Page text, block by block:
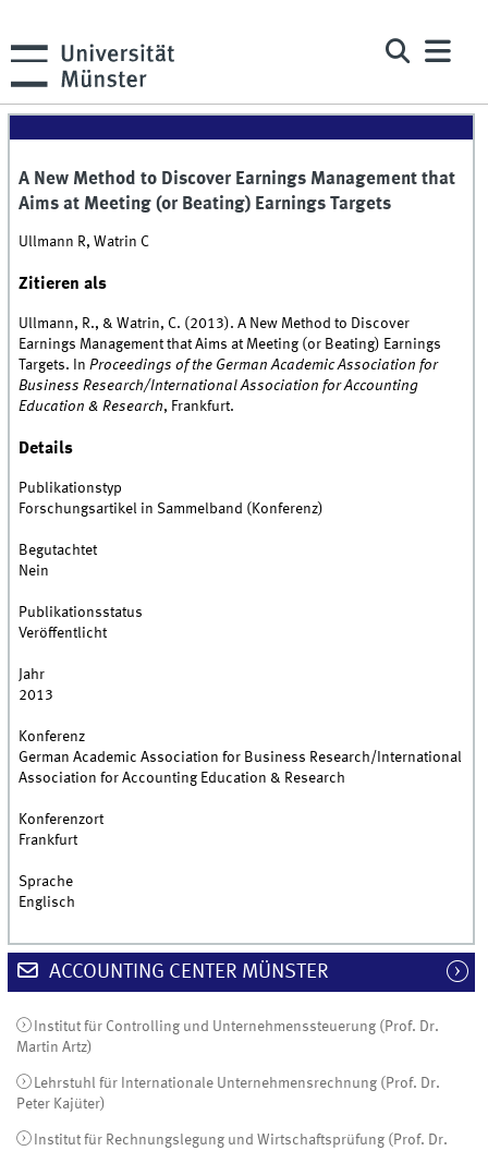
A New Method to Discover Earnings Management that
Aims at Meeting (or Beating) Earnings Targets
Ullmann R, Watrin C
Zitieren als
Ullmann, R., & Watrin, C. (2013). A New Method to Discover
Earnings Management that Aims at Meeting (or Beating) Earnings
Targets. InProceedings of the German Academic Association for
Business Research/International Association for Accounting
Education & Research, Frankfurt.
Details
Publikationstyp
Forschungsartikel in Sammelband (Konferenz)
Begutachtet
Nein
Publikationsstatus
Veröffentlicht
Jahr
2013
Konferenz
German Academic Association for Business Research/International
Association for Accounting Education & Research
Konferenzort
Frankfurt
Sprache
Englisch
ACCOUNTING CENTER MÜNSTER
Institut für Controlling und Unternehmenssteuerung (Prof. Dr.
Martin Artz)
Lehrstuhl für Internationale Unternehmensrechnung (Prof. Dr.
Peter Kajüter)
Institut für Rechnungslegung und Wirtschaftsprüfung (Prof. Dr.